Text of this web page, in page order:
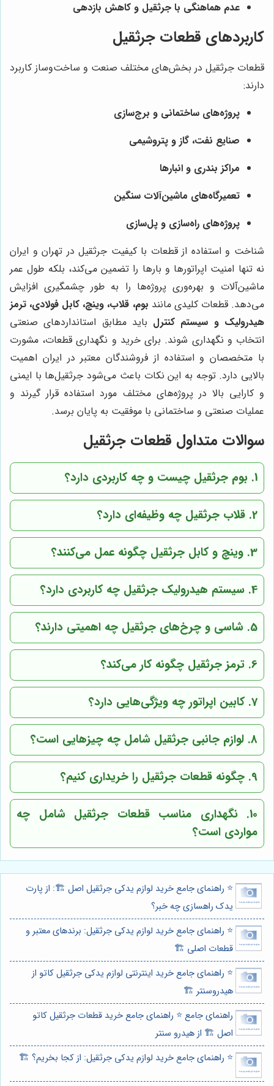
عدم هماهنگی با جرثقیل و کاهش بازدهی
کاربردهای قطعات جرثقیل
قطعات جرثقیل در بخش‌های مختلف صنعت و ساخت‌وساز کاربرد
دارند:
پروژه‌های ساختمانی و برج‌سازی
صنایع نفت، گاز و پتروشیمی
مراکز بندری و انبارها
تعمیرگاه‌های ماشین‌آلات سنگین
پروژه‌های راه‌سازی و پل‌سازی
شناخت و استفاده از قطعات با کیفیت جرثقیل در تهران و ایران
نه تنها امنیت اپراتورها و بارها را تضمین می‌کند، بلکه طول عمر
ماشین‌آلات و بهره‌وری پروژه‌ها را به طور چشمگیری افزایش
می‌دهد. قطعات کلیدی مانند بوم، قلاب، وینچ، کابل فولادی، ترمز
هیدرولیک و سیستم کنترل باید مطابق استانداردهای صنعتی
انتخاب و نگهداری شوند. برای خرید و نگهداری قطعات، مشورت
با متخصصان و استفاده از فروشندگان معتبر در ایران اهمیت
بالایی دارد. توجه به این نکات باعث می‌شود جرثقیل‌ها با ایمنی
و کارایی بالا در پروژه‌های مختلف مورد استفاده قرار گیرند و
عملیات صنعتی و ساختمانی با موفقیت به پایان برسد.
سوالات متداول قطعات جرثقیل
1. بوم جرثقیل چیست و چه کاربردی دارد؟
2. قلاب جرثقیل چه وظیفه‌ای دارد؟
3. وینچ و کابل جرثقیل چگونه عمل می‌کنند؟
4. سیستم هیدرولیک جرثقیل چه کاربردی دارد؟
5. شاسی و چرخ‌های جرثقیل چه اهمیتی دارند؟
6. ترمز جرثقیل چگونه کار می‌کند؟
7. کابین اپراتور چه ویژگی‌هایی دارد؟
8. لوازم جانبی جرثقیل شامل چه چیزهایی است؟
9. چگونه قطعات جرثقیل را خریداری کنیم؟
10. نگهداری مناسب قطعات جرثقیل شامل چه
مواردی است؟
⭐️ راهنمای جامع خرید لوازم یدکی جرثقیل اصل 🏗️: از پارت
یدک راهسازی چه خبر؟
⭐️ راهنمای جامع خرید لوازم یدکی جرثقیل: برندهای معتبر و
قطعات اصلی 🏗️
⭐️ راهنمای جامع خرید اینترنتی لوازم یدکی جرثقیل کاتو از
هیدروسنتر 🏗️
راهنمای جامع ⭐️ راهنمای جامع خرید قطعات جرثقیل کاتو
اصل 🏗️ از هیدرو سنتر
⭐️ راهنمای جامع خرید لوازم یدکی جرثقیل: از کجا بخریم؟ 🏗️